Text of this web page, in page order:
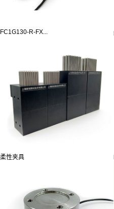
FC1G130-R-FX...
柔性夹具